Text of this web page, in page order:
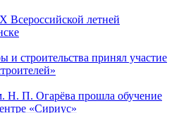
Всероссийской летней
и строительства принял участие
П. Огарёва прошла обучение
«Сириус»